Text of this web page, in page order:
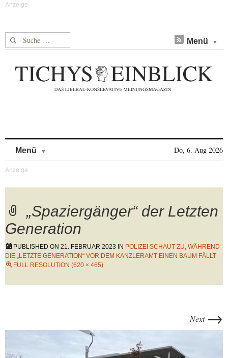
Suche nach: Menü
Menü Do, 6. Aug 2026
„Spaziergänger“ der Letzten
Generation
PUBLISHED ON 21. FEBRUAR 2023 IN POLIZEI SCHAUT ZU, WÄHREND
DIE „LETZTE GENERATION“ VOR DEM KANZLERAMT EINEN BAUM FÄLLT
FULL RESOLUTION (620 × 465)
Next →